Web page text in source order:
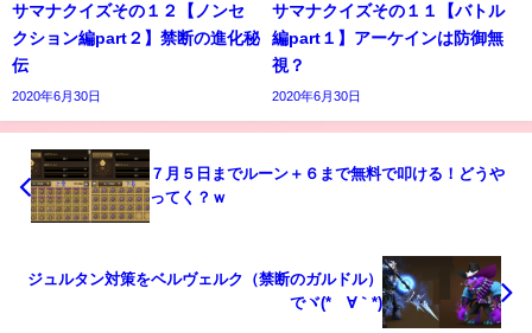
サマナクイズその１２【ノンセ
クション編part２】禁断の進化秘
伝
2020年6月30日
サマナクイズその１１【バトル
編part１】アーケインは防御無
視？
2020年6月30日
７月５日までルーン＋６まで無料で叩ける！どうや
ってく？ｗ
ジュルタン対策をベルヴェルク（禁断のガルドル）
でヾ(*´∀｀*)